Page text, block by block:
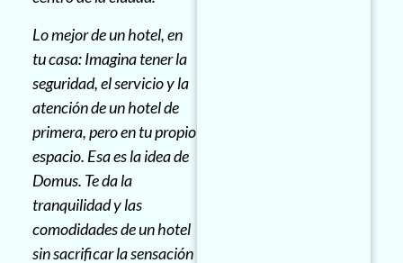
Lo mejor de un hotel, en
tu casa: Imagina tener la
seguridad, el servicio y la
atención de un hotel de
primera, pero en tu propio
espacio. Esa es la idea de
Domus. Te da la
tranquilidad y las
comodidades de un hotel
sin sacrificar la sensación